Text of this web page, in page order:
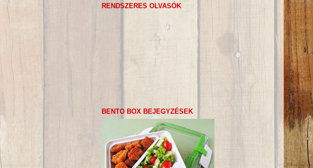
RENDSZERES OLVASÓK
BENTO BOX BEJEGYZÉSEK